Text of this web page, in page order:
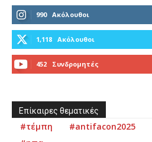
990 Ακόλουθοι
1,118 Ακόλουθοι
452 Συνδρομητές
Επίκαιρες θεματικές
#τέμπη #antifacon2025